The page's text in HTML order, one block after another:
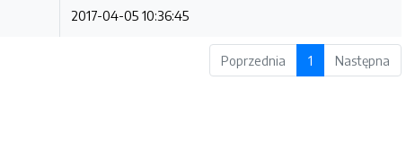
2017-04-05 10:36:45
Poprzednia 1 Następna